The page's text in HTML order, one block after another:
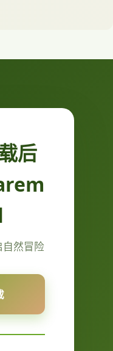
后
然冒险